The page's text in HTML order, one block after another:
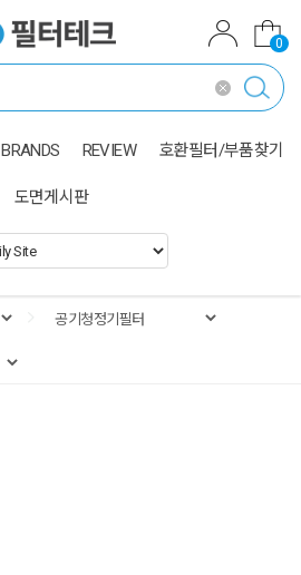
0
BRANDS REVIEW 호환필터/부품찾기
도면게시판